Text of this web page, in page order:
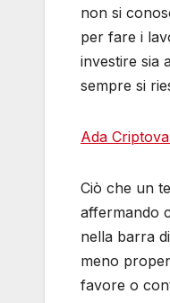
non si
per fare i
investire sia
sempre si
Ada
Ciò che un
affermando
nella barra
meno
favore o